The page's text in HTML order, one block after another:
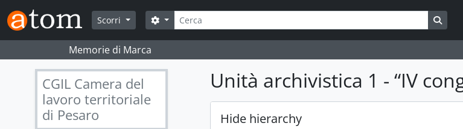
Skip to main content
Scorri
Cerca
Search options
Memorie di Marca
CGIL Camera del
lavoro territoriale
di Pesaro
Unità archivistica 1 - “IV
Hide hierarchy